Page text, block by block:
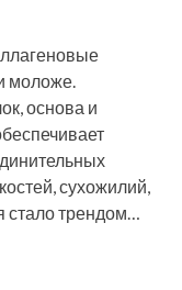
моложе.
основа и
сухожилий,
трендом…